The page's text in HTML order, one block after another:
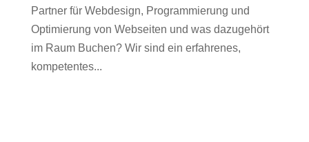
Partner für Webdesign, Programmierung und
Optimierung von Webseiten und was dazugehört
im Raum Buchen? Wir sind ein erfahrenes,
kompetentes...